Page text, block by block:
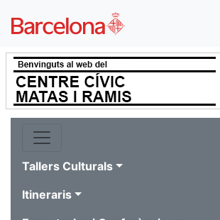
Tallers Culturals
Itineraris